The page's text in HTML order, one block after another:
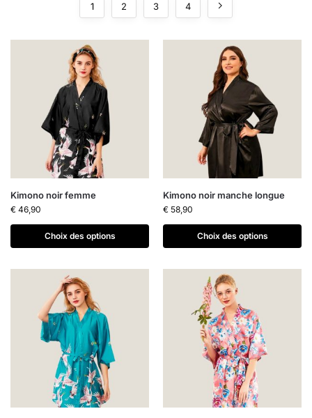
1 2 3 4
Kimono noir femme
€ 46,90
Choix des options
Kimono noir manche longue
€ 58,90
Choix des options